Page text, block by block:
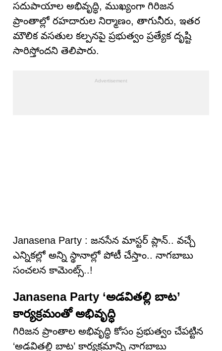
సదుపాయాల అభివృద్ధి, ముఖ్యంగా గిరిజన
ప్రాంతాల్లో రహదారుల నిర్మాణం, తాగునీరు, ఇతర
మౌలిక వసతుల కల్పనపై ప్రభుత్వం ప్రత్యేక దృష్టి
సారిస్తోందని తెలిపారు.
Janasena Party : జనసేన మాస్టర్ ప్లాన్.. వ‌చ్చే
ఎన్నిక‌ల్లో అన్ని స్థానాల్లో పోటీ చేస్తాం.. నాగ‌బాబు
సంచ‌ల‌న కామెంట్స్‌..!
Janasena Party ‘అడవితల్లి బాట’
కార్యక్రమంతో అభివృద్ధి
గిరిజన ప్రాంతాల అభివృద్ధి కోసం ప్రభుత్వం చేపట్టిన
‘అడవితల్లి బాట’ కార్యక్రమాన్ని నాగబాబు